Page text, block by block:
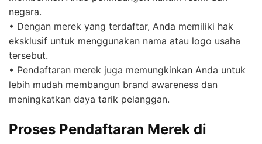
negara.
• Dengan merek yang terdaftar, Anda memiliki hak
eksklusif untuk menggunakan nama atau logo usaha
tersebut.
• Pendaftaran merek juga memungkinkan Anda untuk
lebih mudah membangun brand awareness dan
meningkatkan daya tarik pelanggan.
Proses Pendaftaran Merek di